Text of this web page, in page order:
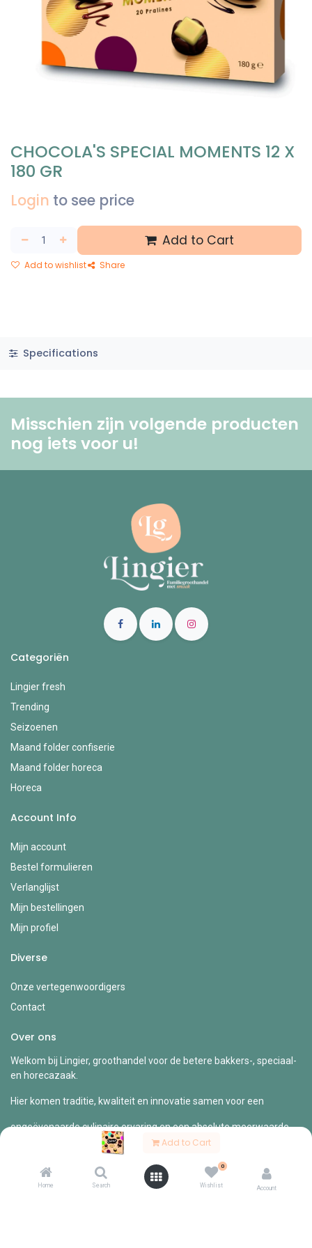
Add to Cart
Home Search
0
Wishlist Account
CHOCOLA'S SPECIAL MOMENTS 12 X
180 GR
Login to see price
Add to Cart
Add to wishlist Share
Specifications
Misschien zijn volgende producten
nog iets voor u! ​
Categoriën
Lingier fresh
Trending
Seizoenen
Maand folder confiserie
Maand folder horeca
Horeca
Account Info
Mijn account
Bestel formulieren
Verlanglijst
Mijn bestellingen
Mijn profiel
Diverse
Onze vertegenwoordigers
Contact
Over ons
Welkom bij Lingier, groothandel voor de betere bakkers-, speciaal-
en horecazaak.
Hier komen traditie, kwaliteit en innovatie samen voor een
ongeëvenaarde culinaire ervaring en een absolute meerwaarde
jouw zaak.